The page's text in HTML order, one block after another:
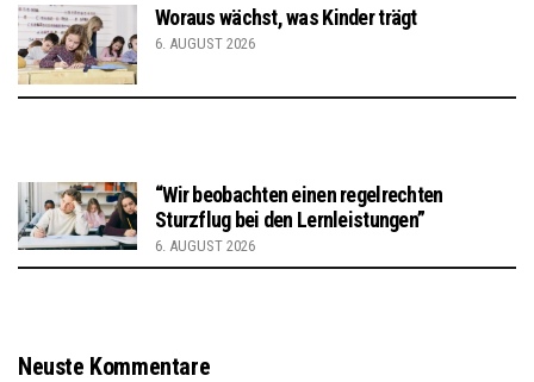
Woraus wächst, was Kinder trägt
6. AUGUST 2026
“Wir beobachten einen regelrechten
Sturzflug bei den Lernleistungen”
6. AUGUST 2026
Neuste Kommentare